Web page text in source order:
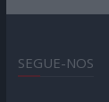
SEGUE-NOS